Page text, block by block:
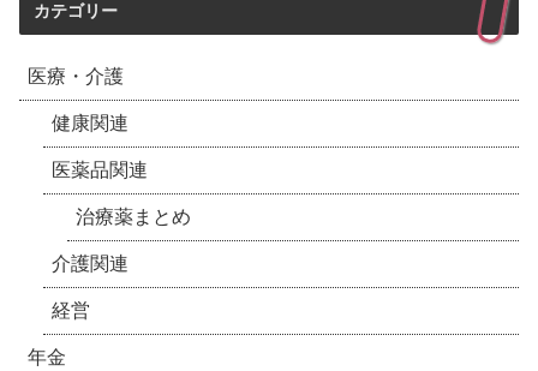
カテゴリー
医療・介護
健康関連
医薬品関連
治療薬まとめ
介護関連
経営
年金